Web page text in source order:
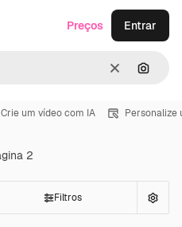
Limpar
Preços Entrar
Crie um vídeo com IA Personalize
2
Filtros